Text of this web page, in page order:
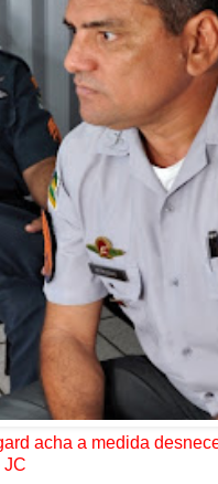
acha a medida
JC